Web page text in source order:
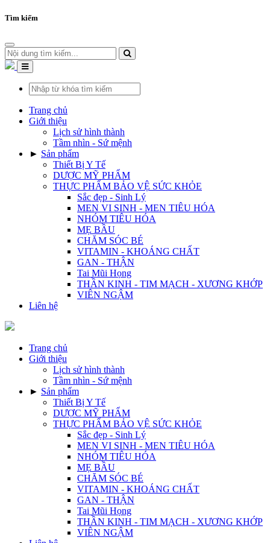
Tìm kiếm
Trang chủ
Giới thiệu
Lịch sử hình thành
Tầm nhìn - Sứ mệnh
► Sản phẩm
Thiết Bị Y Tế
DƯỢC MỸ PHẨM
THỰC PHẨM BẢO VỆ SỨC KHỎE
Sắc đẹp - Sinh Lý
MEN VI SINH - MEN TIÊU HÓA
NHÓM TIÊU HÓA
MẸ BẦU
CHĂM SÓC BÉ
VITAMIN - KHOÁNG CHẤT
GAN - THẬN
Tai Mũi Họng
THẦN KINH - TIM MẠCH - XƯƠNG KHỚP
VIÊN NGẬM
Liên hệ
Trang chủ
Giới thiệu
Lịch sử hình thành
Tầm nhìn - Sứ mệnh
► Sản phẩm
Thiết Bị Y Tế
DƯỢC MỸ PHẨM
THỰC PHẨM BẢO VỆ SỨC KHỎE
Sắc đẹp - Sinh Lý
MEN VI SINH - MEN TIÊU HÓA
NHÓM TIÊU HÓA
MẸ BẦU
CHĂM SÓC BÉ
VITAMIN - KHOÁNG CHẤT
GAN - THẬN
Tai Mũi Họng
THẦN KINH - TIM MẠCH - XƯƠNG KHỚP
VIÊN NGẬM